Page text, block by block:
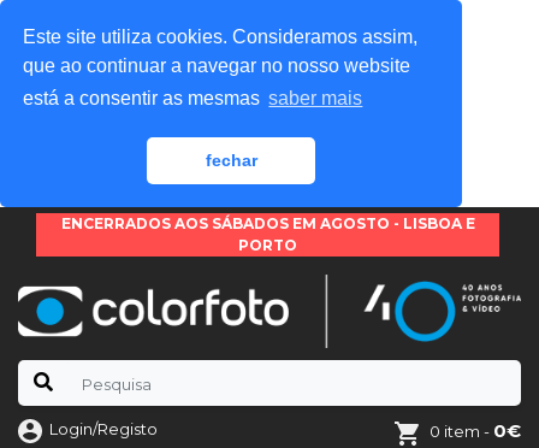
Este site utiliza cookies. Consideramos assim,
que ao continuar a navegar no nosso website
está a consentir as mesmas saber mais
fechar
ENCERRADOS AOS SÁBADOS EM AGOSTO - LISBOA E
PORTO
Login/Registo 0 item - 0€